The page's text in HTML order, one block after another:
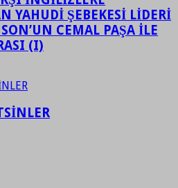
YAHUDİ ŞEBEKESİ LİDERİ
CEMAL PAŞA İLE
(I)